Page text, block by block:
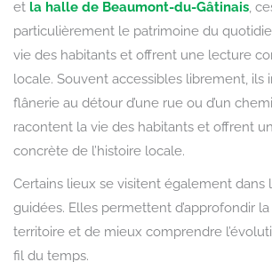
et la halle de Beaumont-du-Gâtinais,
particulièrement le patrimoine du
vie des habitants et offrent une lecture
locale. Souvent accessibles librement, ils
flânerie au détour d’une rue ou d’un
racontent la vie des habitants et offrent
concrète de l’histoire locale.
Certains lieux se visitent également dans
guidées. Elles permettent d’approfondir
territoire et de mieux comprendre
fil du temps.